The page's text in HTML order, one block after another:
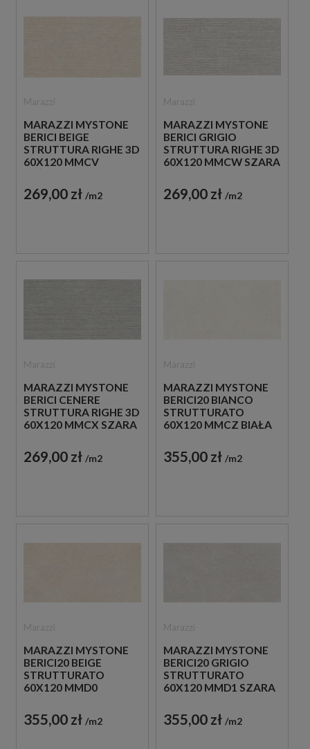
MARAZZI MYSTONE
BERICI BEIGE
STRUTTURA RIGHE 3D
60X120 MMCV
STRUKTURALNA
IMITUJĄCA KAMIEŃ
269,00 zł m2
MARAZZI MYSTONE
BERICI GRIGIO
STRUTTURA RIGHE 3D
60X120 MMCW SZARA
STRUKTURALNA
IMITUJĄCA KAMIEŃ
269,00 zł m2
MARAZZI MYSTONE
BERICI CENERE
STRUTTURA RIGHE 3D
60X120 MMCX SZARA
STRUKTURALNA
IMITUJĄCA KAMIEŃ
269,00 zł m2
MARAZZI MYSTONE
BERICI20 BIANCO
STRUTTURATO
60X120 MMCZ BIAŁA
20 MM
355,00 zł m2
MARAZZI MYSTONE
BERICI20 BEIGE
STRUTTURATO
60X120 MMD0
TARASOWA 20 MM
355,00 zł m2
MARAZZI MYSTONE
BERICI20 GRIGIO
STRUTTURATO
60X120 MMD1 SZARA
20 MM
355,00 zł m2